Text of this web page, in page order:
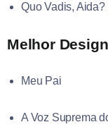
Quo Vadis,
Melhor
Meu Pai
A Voz Suprema